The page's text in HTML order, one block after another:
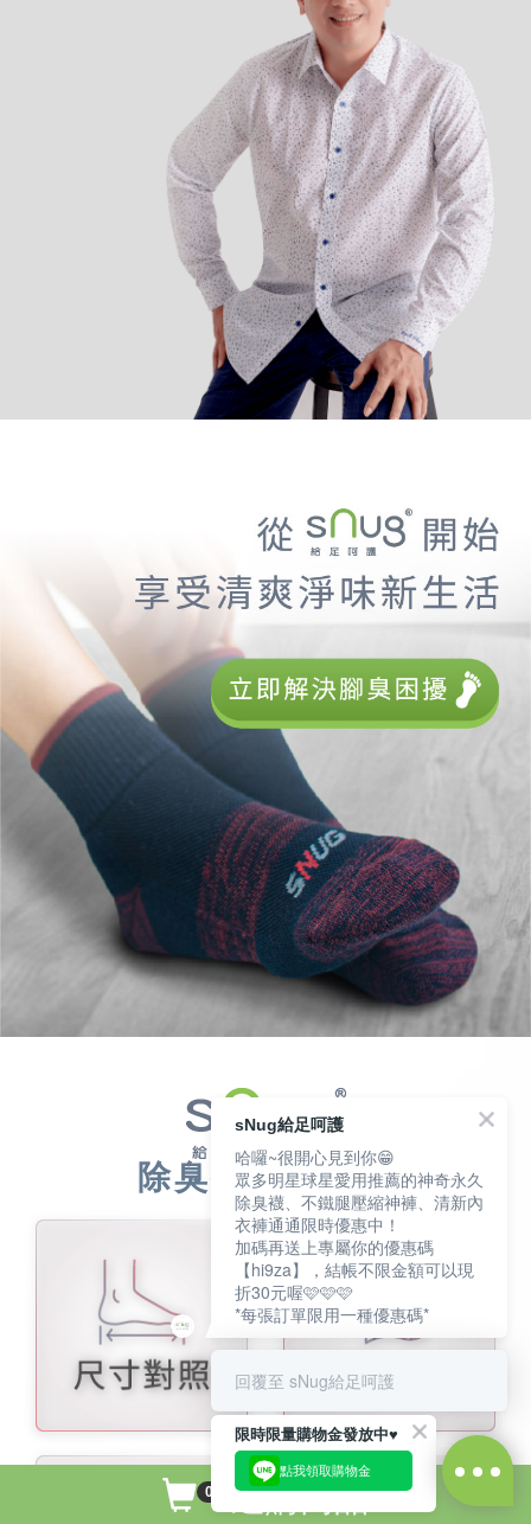
除臭襪選購指引
0 選購商品
sNug給足呵護
哈囉~很開心見到你😁
眾多明星球星愛用推薦的神奇永久
除臭襪、不鐵腿壓縮神褲、清新內
衣褲通通限時優惠中！
加碼再送上專屬你的優惠碼
【hi9za】，結帳不限金額可以現
折30元喔🩷🩷🩷
*每張訂單限用一種優惠碼*
回覆至 sNug給足呵護
限時限量購物金發放中♥️
點我領取購物金